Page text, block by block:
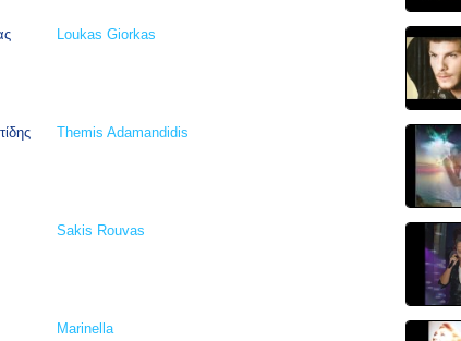
Loukas Giorkas
Themis Adamandidis
Sakis Rouvas
Marinella